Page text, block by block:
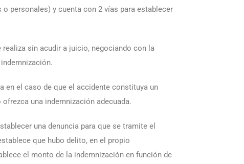
personales) y cuenta con 2 vías para establecer
sin acudir a juicio, negociando con la
en el caso de que el accidente constituya un
una indemnización adecuada.
una denuncia para que se tramite el
que hubo delito, en el propio
el monto de la indemnización en función de